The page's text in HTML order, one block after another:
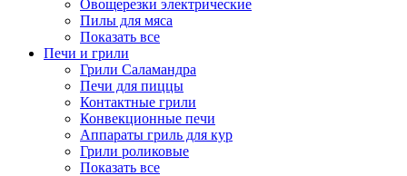
Овощерезки электрические
Пилы для мяса
Показать все
Печи и грили
Грили Саламандра
Печи для пиццы
Контактные грили
Конвекционные печи
Аппараты гриль для кур
Грили роликовые
Показать все